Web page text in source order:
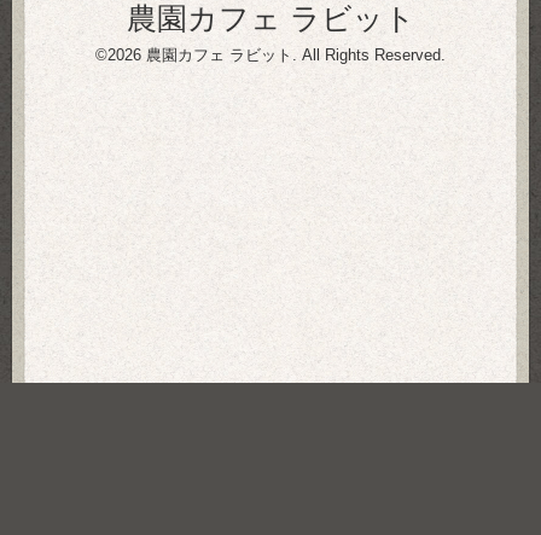
農園カフェ ラビット
©2026 農園カフェ ラビット . All Rights Reserved.